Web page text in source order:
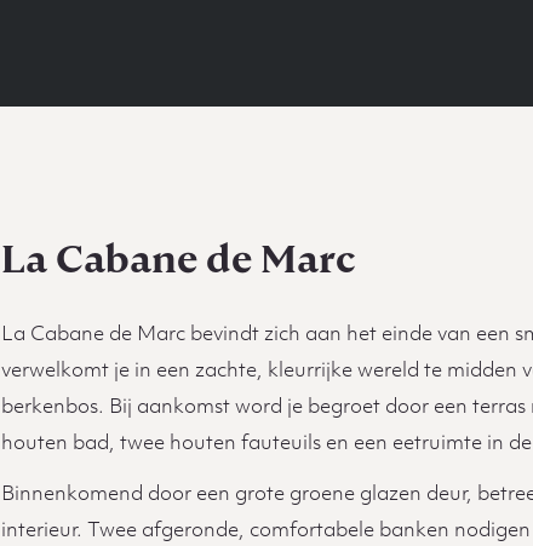
La Cabane de Marc
La Cabane de Marc bevindt zich aan het einde van een
verwelkomt je in een zachte, kleurrijke wereld te midden
berkenbos. Bij aankomst word je begroet door een terras
houten bad, twee houten fauteuils en een eetruimte in
Binnenkomend door een grote groene glazen deur,
interieur. Twee afgeronde, comfortabele banken